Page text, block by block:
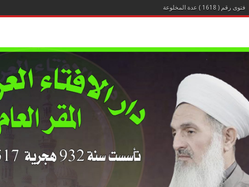
فتوى رقم ( 1618 ) عدة المخلوعة